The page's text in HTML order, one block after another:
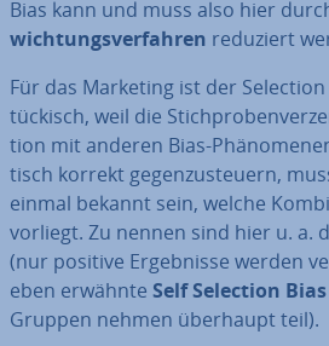
Bias kann und muss also hier
wich­tungs­ver­fah­ren reduziert
Für das Marketing ist der
tückisch, weil die
ti­on mit anderen Bias-
tisch korrekt ge­gen­zu­steu­ern,
einmal bekannt sein, welche
vorliegt. Zu nennen sind hier u. a.
(nur positive Er­geb­nis­se werden
eben erwähnte Self Selection Bias
Gruppen nehmen überhaupt teil).